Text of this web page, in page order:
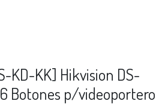
KD-KK] Hikvision DS-
Botones p/videoportero